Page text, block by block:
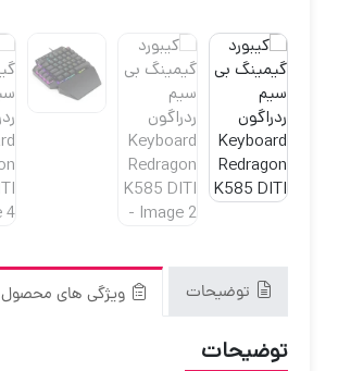
توضیحات ویژگی های محصول
توضیحات